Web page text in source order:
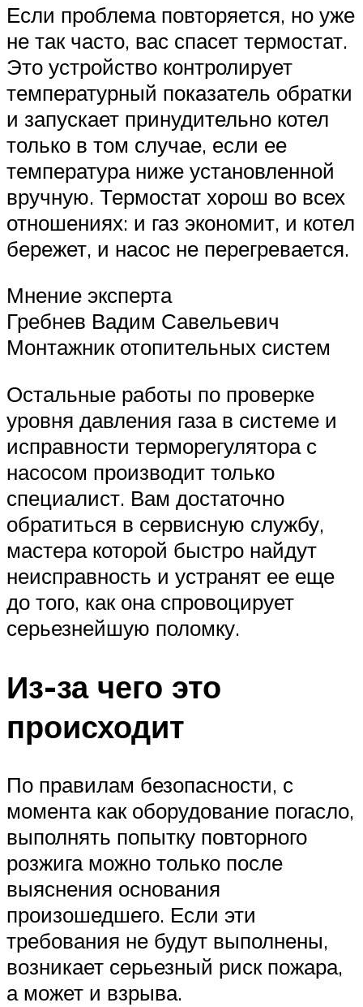
Если проблема повторяется, но уже
не так часто, вас спасет термостат.
Это устройство контролирует
температурный показатель обратки
и запускает принудительно котел
только в том случае, если ее
температура ниже установленной
вручную. Термостат хорош во всех
отношениях: и газ экономит, и котел
бережет, и насос не перегревается.
Мнение эксперта
Гребнев Вадим Савельевич
Монтажник отопительных систем
Остальные работы по проверке
уровня давления газа в системе и
исправности терморегулятора с
насосом производит только
специалист. Вам достаточно
обратиться в сервисную службу,
мастера которой быстро найдут
неисправность и устранят ее еще
до того, как она спровоцирует
серьезнейшую поломку.
Из-за чего это
происходит
По правилам безопасности, с
момента как оборудование погасло,
выполнять попытку повторного
розжига можно только после
выяснения основания
произошедшего. Если эти
требования не будут выполнены,
возникает серьезный риск пожара,
а может и взрыва.